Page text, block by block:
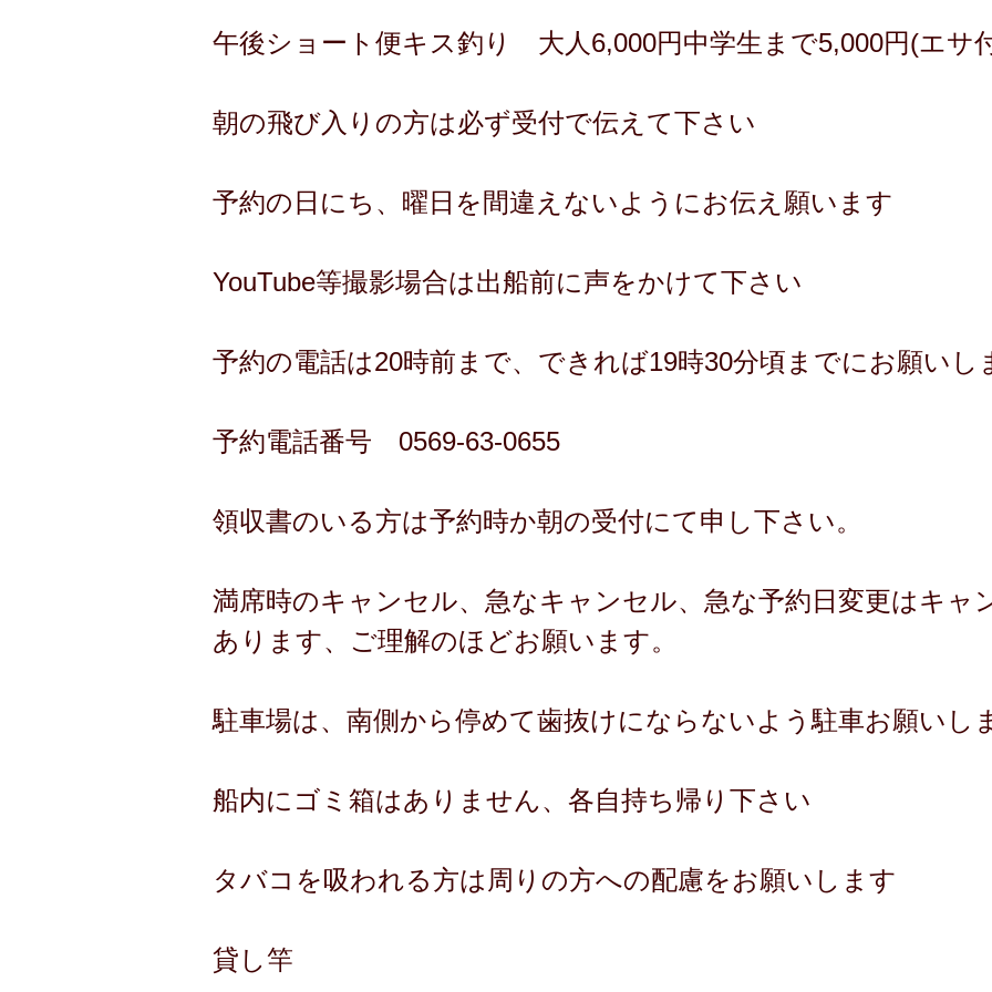
午後ショート便キス釣り 大人6,000円中学生まで5,000円(エサ
朝の飛び入りの方は必ず受付で伝えて下さい
予約の日にち、曜日を間違えないようにお伝え願います
YouTube等撮影場合は出船前に声をかけて下さい
予約の電話は20時前まで、できれば19時30分頃までにお願いし
予約電話番号 0569-63-0655
領収書のいる方は予約時か朝の受付にて申し下さい。
満席時のキャンセル、急なキャンセル、急な予約日変更はキャ
あります、ご理解のほどお願います。
駐車場は、南側から停めて歯抜けにならないよう駐車お願いし
船内にゴミ箱はありません、各自持ち帰り下さい
タバコを吸われる方は周りの方への配慮をお願いします
貸し竿